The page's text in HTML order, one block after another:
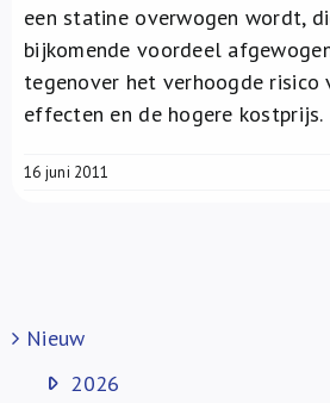
een statine overwogen wordt,
bijkomende voordeel
tegenover het verhoogde risico
effecten en de hogere kostprijs.
16 juni 2011
Nieuw
2026